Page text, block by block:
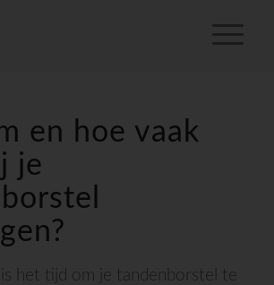
en hoe vaak
je
het tijd om je tandenborstel te